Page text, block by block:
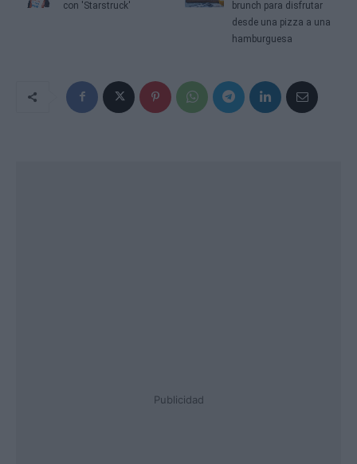
con 'Starstruck'
brunch para disfrutar
desde una pizza a una
hamburguesa
Publicidad